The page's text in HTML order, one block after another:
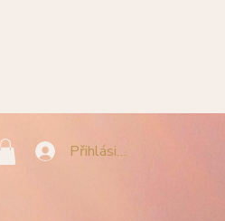
Přihlásit se